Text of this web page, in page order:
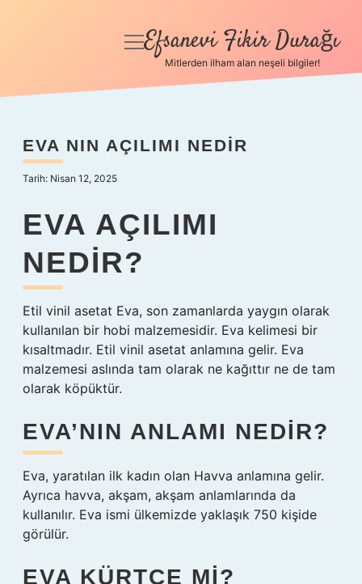
Anasayfa
Yasal Uyarı
menüyü
Efsanevi Fikir Durağı
Mitlerden ilham alan neşeli bilgiler!
EVA NIN AÇILIMI NEDIR
Tarih: Nisan 12, 2025
EVA AÇILIMI
NEDIR?
Etil vinil asetat Eva, son zamanlarda yaygın olarak
kullanılan bir hobi malzemesidir. Eva kelimesi bir
kısaltmadır. Etil vinil asetat anlamına gelir. Eva
malzemesi aslında tam olarak ne kağıttır ne de tam
olarak köpüktür.
EVA’NIN ANLAMI NEDIR?
Eva, yaratılan ilk kadın olan Havva anlamına gelir.
Ayrıca havva, akşam, akşam anlamlarında da
kullanılır. Eva ismi ülkemizde yaklaşık 750 kişide
görülür.
EVA KÜRTÇE MI?